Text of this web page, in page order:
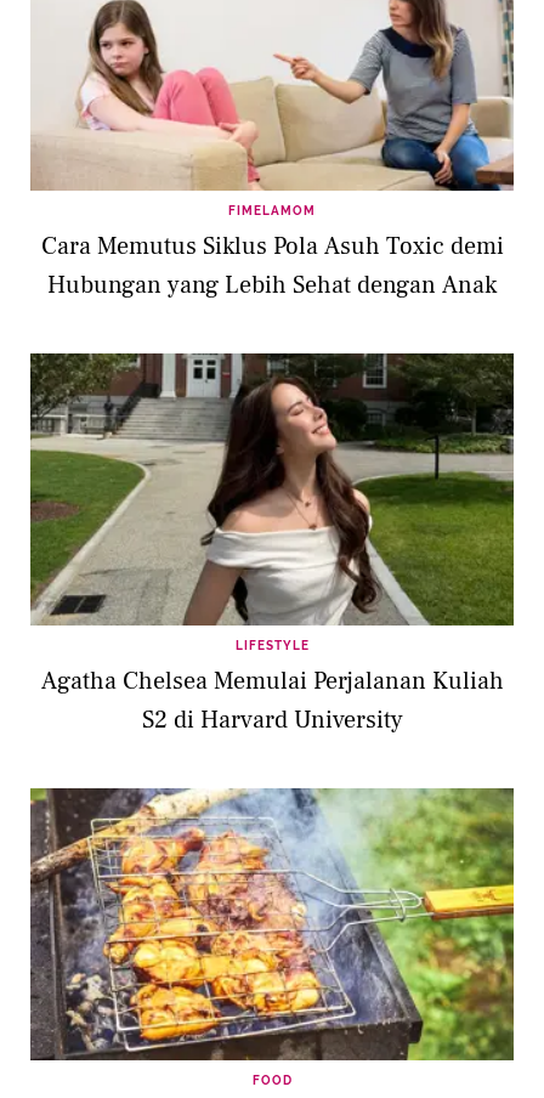
FIMELAMOM
Cara Memutus Siklus Pola Asuh Toxic demi
Hubungan yang Lebih Sehat dengan Anak
LIFESTYLE
Agatha Chelsea Memulai Perjalanan Kuliah
S2 di Harvard University
FOOD